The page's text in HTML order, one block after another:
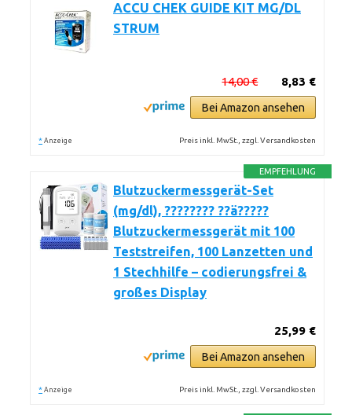
ACCU CHEK GUIDE KIT MG/DL
STRUM
8,83 €
14,00 €
Bei Amazon ansehen
* Anzeige Preis inkl. MwSt., zzgl. Versandkosten
EMPFEHLUNG
Blutzuckermessgerät-Set
(mg/dl), ???????? ??ä?????
Blutzuckermessgerät mit 100
Teststreifen, 100 Lanzetten und
1 Stechhilfe – codierungsfrei &
großes Display
25,99 €
Bei Amazon ansehen
* Anzeige Preis inkl. MwSt., zzgl. Versandkosten